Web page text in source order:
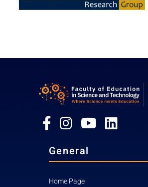
General
Home Page